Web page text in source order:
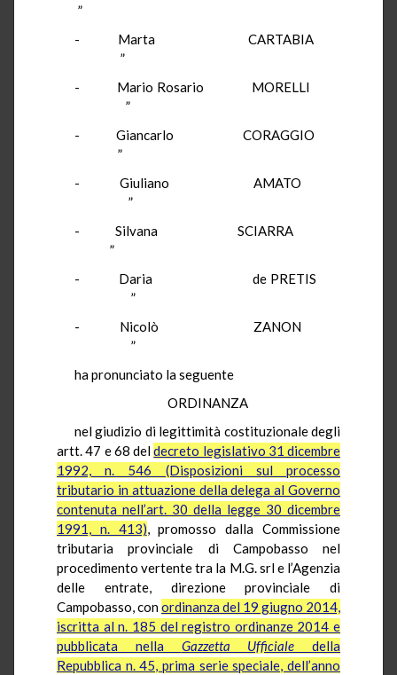
”
- Marta CARTABIA
”
- Mario Rosario MORELLI
”
- Giancarlo CORAGGIO
”
- Giuliano AMATO
”
- Silvana SCIARRA
”
- Daria de PRETIS
”
- Nicolò ZANON
”
ha pronunciato la seguente
ORDINANZA
nel giudizio di legittimità costituzionale degli
artt. 47 e 68 deldecreto legislativo 31 dicembre
1992, n. 546 (Disposizioni sul processo
tributario in attuazione della delega al Governo
contenuta nell’art. 30 della legge 30 dicembre
1991, n. 413), promosso dalla Commissione
tributaria provinciale di Campobasso nel
procedimento vertente tra la M.G. srl e l’Agenzia
delle entrate, direzione provinciale di
Campobasso, conordinanza del 19 giugno 2014,
iscritta al n. 185 del registro ordinanze 2014 e
pubblicata nella Gazzetta Ufficiale della
Repubblica n. 45, prima serie speciale, dell’anno